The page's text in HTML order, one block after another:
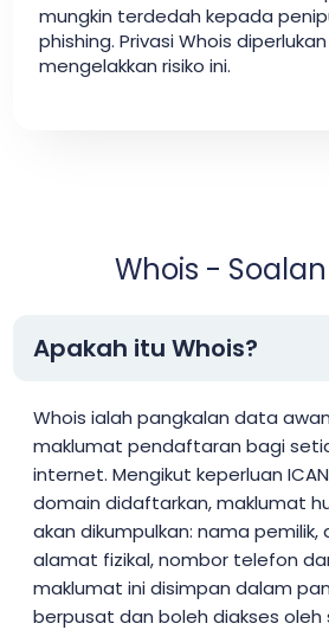
mungkin terdedah kepada
phishing. Privasi Whois
mengelakkan risiko ini.
Whois -
Apakah itu Whois?
Whois ialah pangkalan data
maklumat pendaftaran bagi
internet. Mengikut keperluan
domain didaftarkan, maklumat
akan dikumpulkan: nama
alamat fizikal, nombor telefon
maklumat ini disimpan dalam
berpusat dan boleh diakses oleh